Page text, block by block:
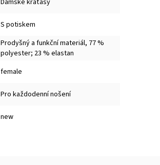
Dámské kraťasy
S potiskem
Prodyšný a funkční materiál, 77 %
polyester; 23 % elastan
female
Pro každodenní nošení
new